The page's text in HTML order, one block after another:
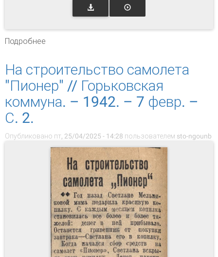
Подробнее
На строительство самолета
"Пионер" // Горьковская
коммуна. – 1942. – 7 февр. –
С. 2.
Опубликовано пт, 25/04/2025 - 14:28 пользователем sto-ngounb